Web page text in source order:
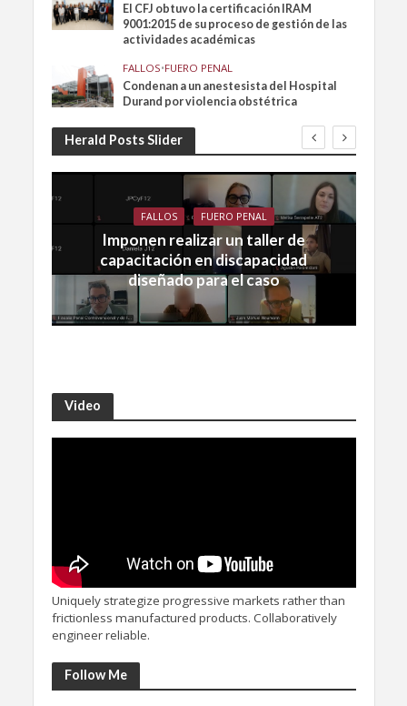
El CFJ obtuvo la certificación IRAM
9001:2015 de su proceso de gestión de las
actividades académicas
FALLOS•FUERO PENAL
Condenan a un anestesista del Hospital
Durand por violencia obstétrica
Herald Posts Slider
FALLOS FUERO PENAL
Imponen realizar un taller de
capacitación en discapacidad
diseñado para el caso
Video
Uniquely strategize progressive markets rather than
frictionless manufactured products. Collaboratively
engineer reliable.
Follow Me